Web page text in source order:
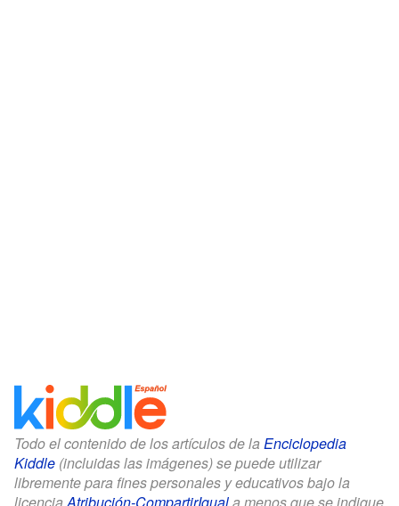
Todo el contenido de los artículos de la Enciclopedia
Kiddle (incluidas las imágenes) se puede utilizar
libremente para fines personales y educativos bajo la
licencia Atribución-CompartirIguala menos que se indique